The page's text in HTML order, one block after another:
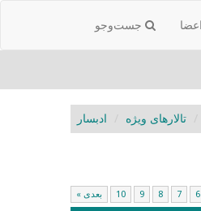
جست‌و‌جو
تالارهای ویژه ادبسار
6
7
8
9
10 بعدی »